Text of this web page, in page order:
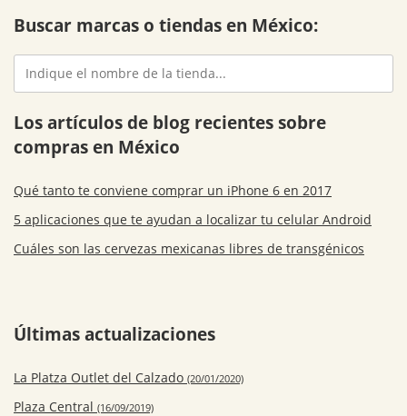
Buscar marcas o tiendas en México:
Los artículos de blog recientes sobre
compras en México
Qué tanto te conviene comprar un iPhone 6 en 2017
5 aplicaciones que te ayudan a localizar tu celular Android
Cuáles son las cervezas mexicanas libres de transgénicos
Últimas actualizaciones
La Platza Outlet del Calzado (20/01/2020)
Plaza Central (16/09/2019)